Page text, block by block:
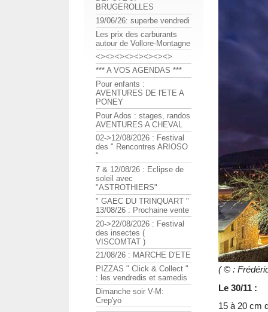
( © :
Le 30/11 :
15 à 20 cm
BRUGEROLLES
19/06/26: superbe vendredi
Les prix des carburants
autour de Vollore-Montagne
<><><><><><><><>
*** A VOS AGENDAS ***
Pour enfants :
AVENTURES DE l'ETE A
PONEY
Pour Ados : stages, randos
AVENTURES A CHEVAL
02->12/08/2026 : Festival
des " Rencontres ARIOSO
"
7 & 12/08/26 : Eclipse de
soleil avec
"ASTROTHIERS"
" GAEC DU TRINQUART "
13/08/26 : Prochaine vente
20->22/08/2026 : Festival
des insectes (
VISCOMTAT )
21/08/26 : MARCHE D'ETE
PIZZAS " Click & Collect "
: les vendredis et samedis
Dimanche soir V-M:
Crep'yo